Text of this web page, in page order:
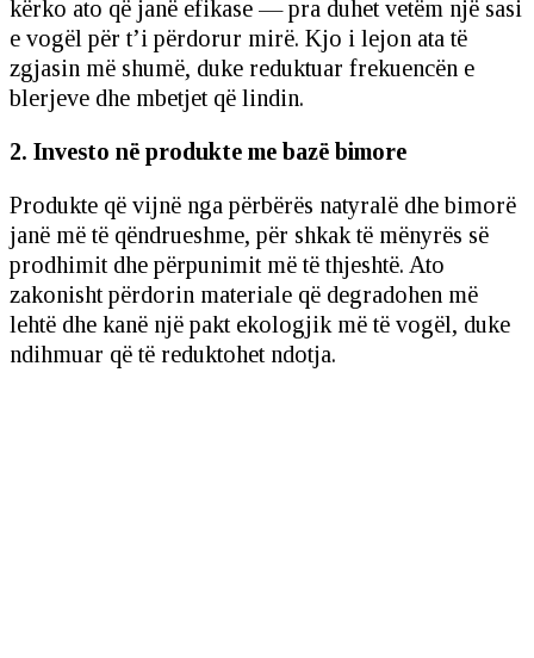
kërko ato që janë efikase — pra duhet vetëm një sasi
e vogël për t’i përdorur mirë. Kjo i lejon ata të
zgjasin më shumë, duke reduktuar frekuencën e
blerjeve dhe mbetjet që lindin.
2. Investo në produkte me bazë bimore
Produkte që vijnë nga përbërës natyralë dhe bimorë
janë më të qëndrueshme, për shkak të mënyrës së
prodhimit dhe përpunimit më të thjeshtë. Ato
zakonisht përdorin materiale që degradohen më
lehtë dhe kanë një pakt ekologjik më të vogël, duke
ndihmuar që të reduktohet ndotja.